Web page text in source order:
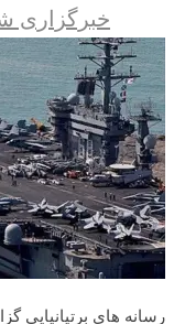
خبرگزاری
رسانه های